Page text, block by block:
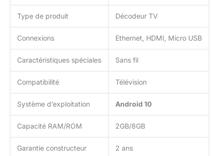
Type de produit Décodeur TV
Connexions Ethernet, HDMI, Micro USB
Caractéristiques spéciales Sans fil
Compatibilité Télévision
Système d’exploitation Android 10
Capacité RAM/ROM 2GB/8GB
Garantie constructeur 2 ans